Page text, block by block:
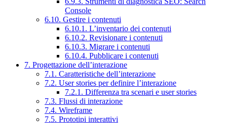
Console
6.10. Gestire i contenuti
6.10.1. L’inventario dei contenuti
6.10.2. Revisionare i contenuti
6.10.3. Migrare i contenuti
6.10.4. Pubblicare i contenuti
7. Progettazione dell’interazione
7.1. Caratteristiche dell’interazione
7.2. User stories per definire l’interazione
7.2.1. Differenza tra scenari e user stories
7.3. Flussi di interazione
7.4. Wireframe
7.5. Prototipi interattivi